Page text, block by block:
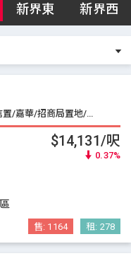
新界東 新界西
港鐵/會德豐/長實/南豐/遠洋集團/新鴻基/信置/嘉華/招商局置地/嘉里建設
$14,131/呎
0.37%
售: 1164 租: 278